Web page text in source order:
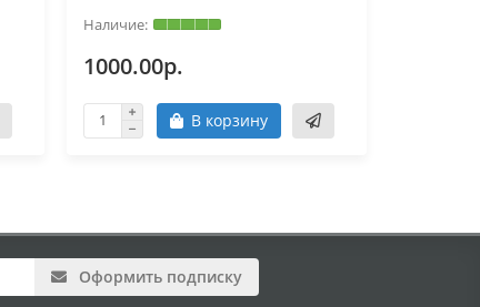
1000.00р.
В корзину
Оформить подписку